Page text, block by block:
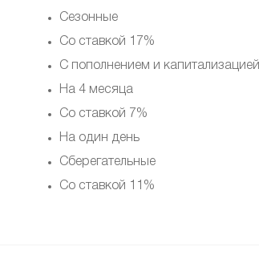
Cезонные
Со ставкой 17%
С пополнением и капитализацией
На 4 месяца
Со ставкой 7%
На один день
Сберегательные
Со ставкой 11%